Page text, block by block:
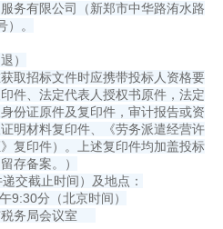
务有限公司（新郑市中华路洧水路
。
）
取招标文件时应携带投标人资格要
件、法定代表人授权书原件，法定
份证原件及复印件，审计报告或资
明材料复印件、《劳务派遣经营许
复印件）。上述复印件均加盖投标
存备案。）
交截止时间）及地点：
分（北京时间）
税务局会议室